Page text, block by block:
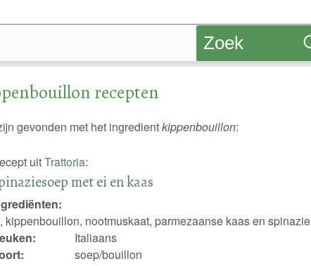
Zoek
recepten
gevonden met het ingredientkippenbouillon:
uitTrattoria:
met ei en kaas
kippenbouillon, nootmuskaat, parmezaanse kaas en spinazie
Italiaans
soep/bouillon